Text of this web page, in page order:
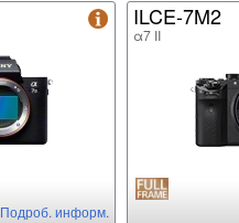
Подроб. информ.
ILCE-7M2
α7 II